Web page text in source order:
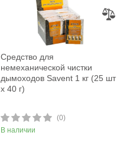
Средство для
немеханической чистки
дымоходов Savent 1 кг (25 шт
х 40 г)
(0)
В наличии